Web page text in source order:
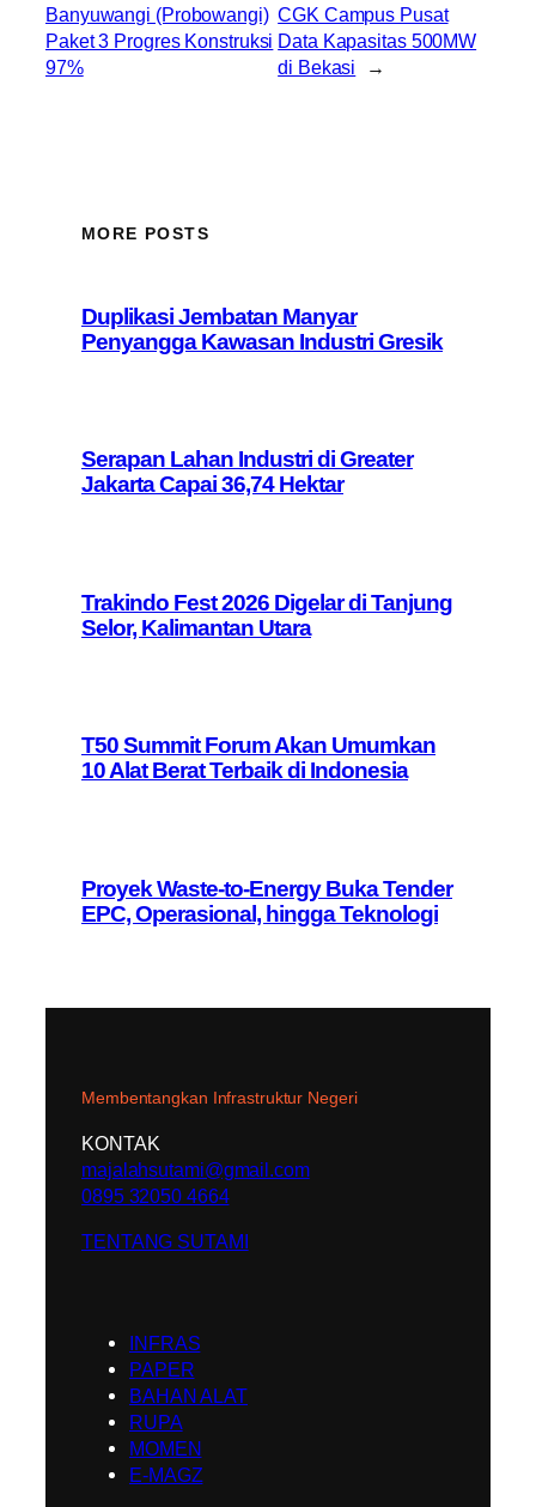
Banyuwangi (Probowangi)
Paket 3 Progres Konstruksi
97%
CGK Campus Pusat
Data Kapasitas 500MW
di Bekasi
→
MORE POSTS
Duplikasi Jembatan Manyar
Penyangga Kawasan Industri Gresik
Serapan Lahan Industri di Greater
Jakarta Capai 36,74 Hektar
Trakindo Fest 2026 Digelar di Tanjung
Selor, Kalimantan Utara
T50 Summit Forum Akan Umumkan
10 Alat Berat Terbaik di Indonesia
Proyek Waste-to-Energy Buka Tender
EPC, Operasional, hingga Teknologi
Membentangkan Infrastruktur Negeri
KONTAK
majalahsutami@gmail.com
0895 32050 4664
TENTANG SUTAMI
INFRAS
PAPER
BAHAN ALAT
RUPA
MOMEN
E-MAGZ